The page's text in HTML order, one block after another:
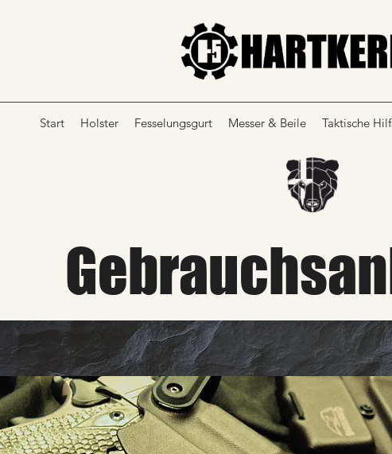
Start Holster Fesselungsgurt Messer & Beile Taktische